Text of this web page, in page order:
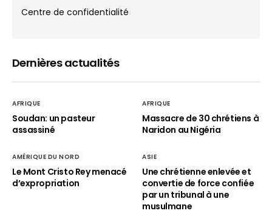
Centre de confidentialité
Dernières actualités
AFRIQUE
Soudan: un pasteur
assassiné
AFRIQUE
Massacre de 30 chrétiens à
Naridon au Nigéria
AMÉRIQUE DU NORD
Le Mont Cristo Rey menacé
d’expropriation
ASIE
Une chrétienne enlevée et
convertie de force confiée
par un tribunal à une
musulmane